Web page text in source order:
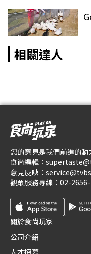
相關達人
您的意見是我們前進的
食尚編輯：
意見反映：
觀眾服務專線： 02-
關於食尚玩家
公司介紹
人才招募